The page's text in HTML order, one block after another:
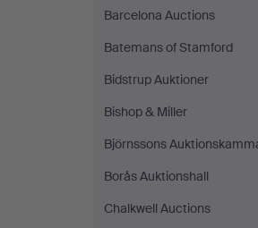
Barcelona Auctions
Batemans of Stamford
Bidstrup Auktioner
Bishop & Miller
Björnssons
Borås Auktionshall
Chalkwell Auctions